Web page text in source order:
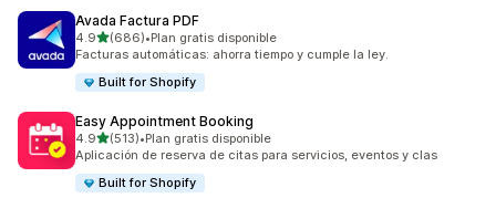
Avada Factura PDF
4.9de 5 estrellas
(686)
686 reseñas en total
•Plan gratis disponible
Facturas automáticas: ahorra tiempo y cumple la ley.
Built for Shopify
Easy Appointment Booking
4.9de 5 estrellas
(513)
513 reseñas en total
•Plan gratis disponible
Aplicación de reserva de citas para servicios, eventos y clas
Built for Shopify